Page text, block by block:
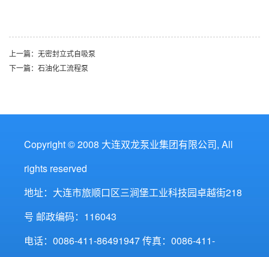
上一篇： 无密封立式自吸泵
下一篇： 石油化工流程泵
Copyright © 2008 大连双龙泵业集团有限公司, All
rights reserved
地址：大连市旅顺口区三涧堡工业科技园卓越街218
号 邮政编码：116043
电话：0086-411-86491947 传真：0086-411-